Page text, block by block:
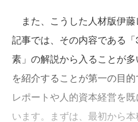
また、こうした人材版伊
記事では、その内容である
素」の解説から入ることが
を紹介することが第一の目
レポートや人的資本経営を
います。まずは、最初から